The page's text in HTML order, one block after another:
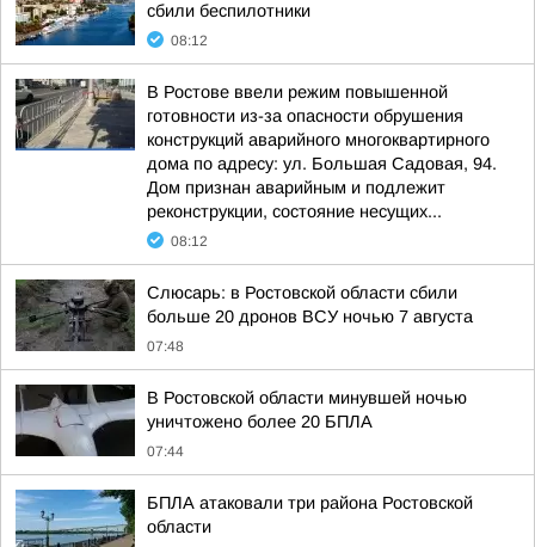
сбили беспилотники
08:12
В Ростове ввели режим повышенной
готовности из-за опасности обрушения
конструкций аварийного многоквартирного
дома по адресу: ул. Большая Садовая, 94.
Дом признан аварийным и подлежит
реконструкции, состояние несущих...
08:12
Слюсарь: в Ростовской области сбили
больше 20 дронов ВСУ ночью 7 августа
07:48
В Ростовской области минувшей ночью
уничтожено более 20 БПЛА
07:44
БПЛА атаковали три района Ростовской
области